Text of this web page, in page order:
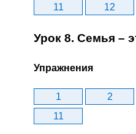
11
12
Урок 8. Семья –
Упражнения
1 2
11